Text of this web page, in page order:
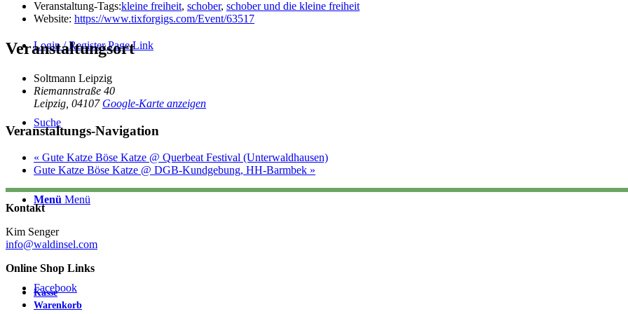
Login / Register Page Link
Suche
Menü Menü
Facebook
Veranstaltung-Tags:kleine freiheit, schober, schober und die kleine freiheit
Website: https://www.tixforgigs.com/Event/63517
Veranstaltungsort
Soltmann Leipzig
Riemannstraße 40
Leipzig 04107 Google-Karte anzeigen
Veranstaltungs-Navigation
« Gute Katze Böse Katze @ Querbeat Festival (Unterwaldhausen)
Gute Katze Böse Katze @ DGB-Kundgebung, HH-Barmbek »
Kontakt
Kim Senger
info@waldinsel.com
Online Shop Links
Kasse
Warenkorb